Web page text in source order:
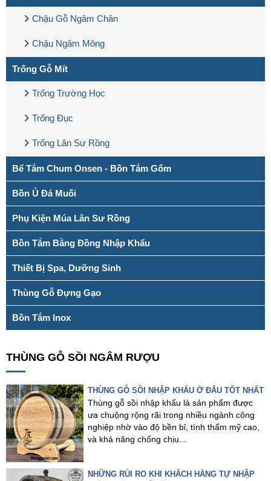
Chậu Gỗ Ngâm Chân
Chậu Ngâm Mông
Trống Gỗ Mít
Trống Trường Học
Trống Đục
Trống Lân Sư Rồng
Bể Tắm Chum Onsen - Bồn Tắm Gốm
Bồn Ủ Đá Muối
Phụ Kiện Múa Lân Sư Rồng
Bồn Tắm Bằng Đồng Nhập Khẩu
Thiết Bị Spa, Dưỡng Sinh
Thùng Gỗ Đựng Gạo
Bồn Tắm Inox
THÙNG GỖ SỒI NGÂM RƯỢU
THÙNG GỖ SỒI NHẬP KHẨU Ở ĐÂU TỐT NHẤT
Thùng gỗ sồi nhập khẩu là sản phẩm được
ưa chuộng rộng rãi trong nhiều ngành công
nghiệp nhờ vào độ bền bỉ, tính thẩm mỹ cao,
và khả năng chống chịu...
NHỮNG RỦI RO KHI KHÁCH HÀNG TỰ NHẬP